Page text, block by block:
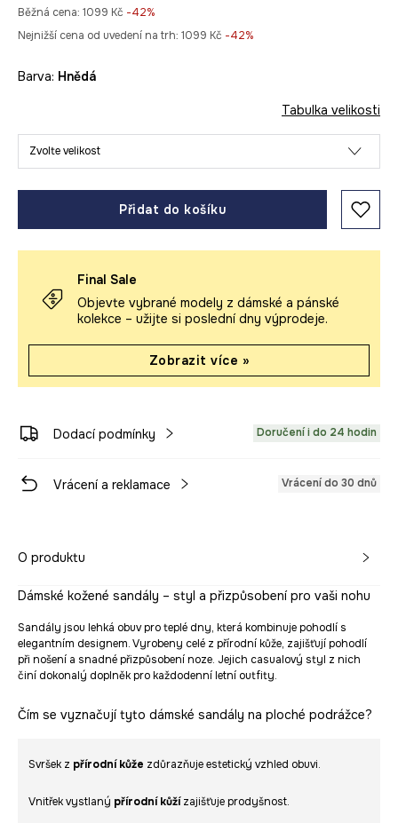
Běžná cena: 1099 Kč -42%
Nejnižší cena od uvedení na trh: 1099 Kč -42%
Barva: hnědá
Tabulka velikosti
Zvolte velikost
Přidat do košíku
Final Sale
Objevte vybrané modely z dámské a pánské
kolekce – užijte si poslední dny výprodeje.
Zobrazit více »
Dodací podmínky Doručení i do 24 hodin
Vrácení a reklamace Vrácení do 30 dnů
O produktu
Dámské kožené sandály – styl a přizpůsobení pro vaši nohu
Sandály jsou lehká obuv pro teplé dny, která kombinuje pohodlí s
elegantním designem. Vyrobeny celé z přírodní kůže, zajišťují pohodlí
při nošení a snadné přizpůsobení noze. Jejich casualový styl z nich
činí dokonalý doplněk pro každodenní letní outfity.
Čím se vyznačují tyto dámské sandály na ploché podrážce?
Svršek z přírodní kůže zdůrazňuje estetický vzhled obuvi.
Vnitřek vystlaný přírodní kůžízajišťuje prodyšnost.